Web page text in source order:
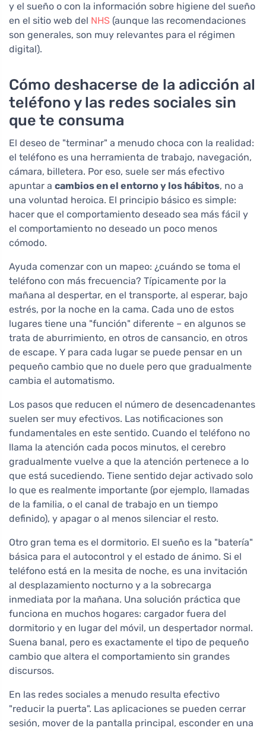
y el sueño o con la información sobre higiene del sueño
en el sitio web del NHS (aunque las recomendaciones
son generales, son muy relevantes para el régimen
digital).
Cómo deshacerse de la adicción al
teléfono y las redes sociales sin
que te consuma
El deseo de "terminar" a menudo choca con la realidad:
el teléfono es una herramienta de trabajo, navegación,
cámara, billetera. Por eso, suele ser más efectivo
apuntar a cambios en el entorno y los hábitos, no a
una voluntad heroica. El principio básico es simple:
hacer que el comportamiento deseado sea más fácil y
el comportamiento no deseado un poco menos
cómodo.
Ayuda comenzar con un mapeo: ¿cuándo se toma el
teléfono con más frecuencia? Típicamente por la
mañana al despertar, en el transporte, al esperar, bajo
estrés, por la noche en la cama. Cada uno de estos
lugares tiene una "función" diferente – en algunos se
trata de aburrimiento, en otros de cansancio, en otros
de escape. Y para cada lugar se puede pensar en un
pequeño cambio que no duele pero que gradualmente
cambia el automatismo.
Los pasos que reducen el número de desencadenantes
suelen ser muy efectivos. Las notificaciones son
fundamentales en este sentido. Cuando el teléfono no
llama la atención cada pocos minutos, el cerebro
gradualmente vuelve a que la atención pertenece a lo
que está sucediendo. Tiene sentido dejar activado solo
lo que es realmente importante (por ejemplo, llamadas
de la familia, o el canal de trabajo en un tiempo
definido), y apagar o al menos silenciar el resto.
Otro gran tema es el dormitorio. El sueño es la "batería"
básica para el autocontrol y el estado de ánimo. Si el
teléfono está en la mesita de noche, es una invitación
al desplazamiento nocturno y a la sobrecarga
inmediata por la mañana. Una solución práctica que
funciona en muchos hogares: cargador fuera del
dormitorio y en lugar del móvil, un despertador normal.
Suena banal, pero es exactamente el tipo de pequeño
cambio que altera el comportamiento sin grandes
discursos.
En las redes sociales a menudo resulta efectivo
"reducir la puerta". Las aplicaciones se pueden cerrar
sesión, mover de la pantalla principal, esconder en una